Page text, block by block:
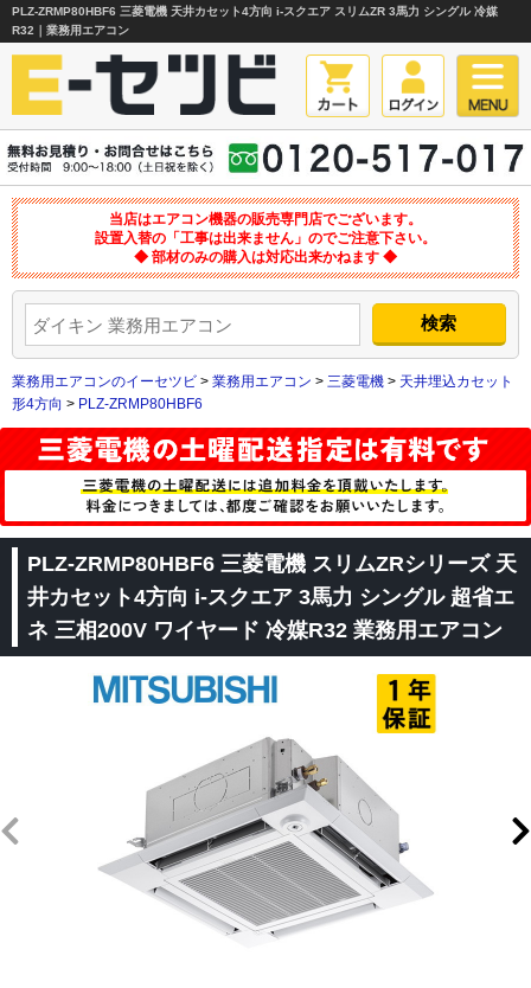
PLZ-ZRMP80HBF6 三菱電機 天井カセット4方向 i-スクエア スリムZR 3馬力 シングル 冷媒
R32｜業務用エアコン
当店はエアコン機器の販売専門店でございます。
設置入替の「工事は出来ません」のでご注意下さい。
◆ 部材のみの購入は対応出来かねます ◆
業務用エアコンのイーセツビ > 業務用エアコン > 三菱電機 > 天井埋込カセット
形4方向 > PLZ-ZRMP80HBF6
PLZ-ZRMP80HBF6 三菱電機 スリムZRシリーズ 天
井カセット4方向 i-スクエア 3馬力 シングル 超省エ
ネ 三相200V ワイヤード 冷媒R32 業務用エアコン